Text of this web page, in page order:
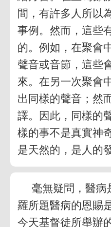
間，有許多人所以
事例。然而，這些
的。例如，在聚會
聲音或音節，這些
來。在另一次聚會
出同樣的聲音；然
譯。因此，同樣的
樣的事不是真實神
是天然的，是人的
毫無疑問，醫病
羅所題醫病的恩賜
今天基督徒所舉辦